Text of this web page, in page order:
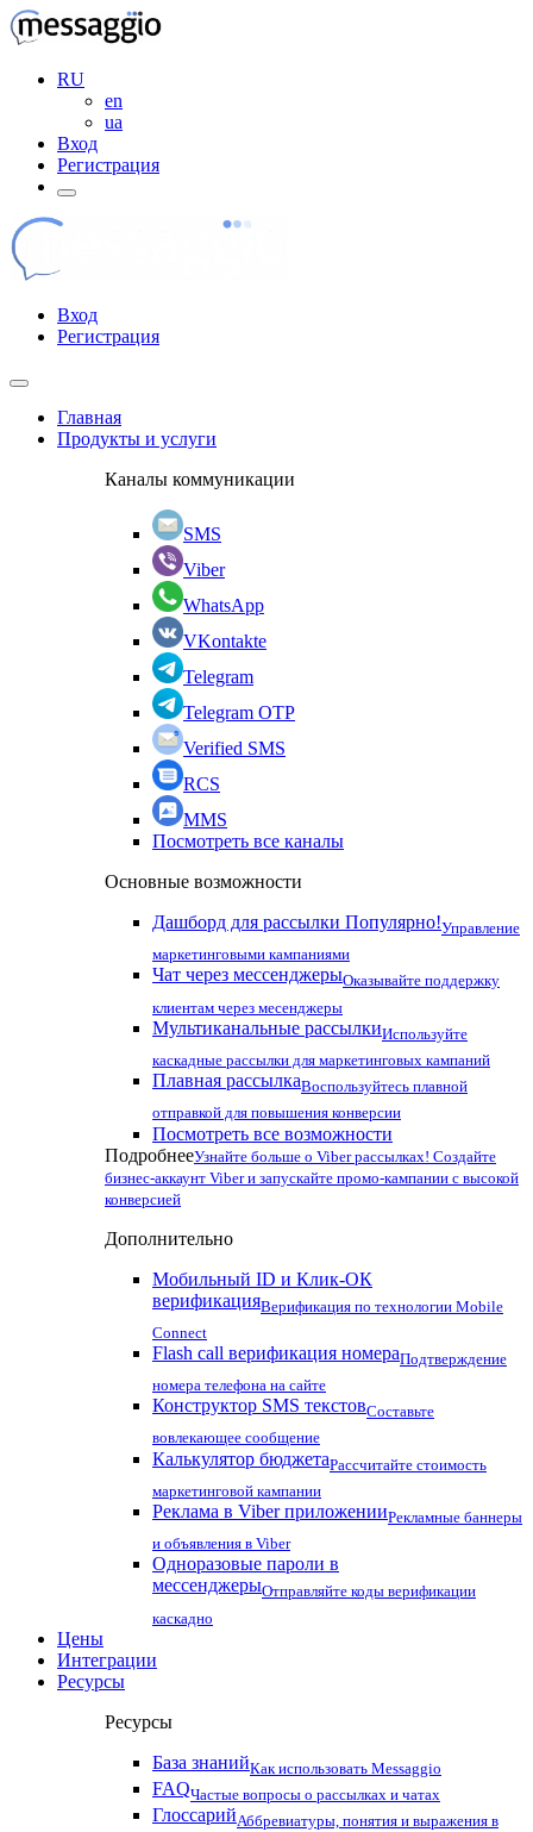
RU
en
ua
Вход
Регистрация
Вход
Регистрация
Главная
Продукты и услуги
Каналы коммуникации
SMS
Viber
WhatsApp
VKontakte
Telegram
Telegram OTP
Verified SMS
RCS
MMS
Посмотреть все каналы
Основные возможности
Дашборд для рассылки Популярно!Управление
маркетинговыми кампаниями
Чат через мессенджерыОказывайте поддержку
клиентам через месенджеры
Мультиканальные рассылкиИспользуйте
каскадные рассылки для маркетинговых кампаний
Плавная рассылкаВоспользуйтесь плавной
отправкой для повышения конверсии
Посмотреть все возможности
ПодробнееУзнайте больше о Viber рассылках! Создайте
бизнес-аккаунт Viber и запускайте промо-кампании с высокой
конверсией
Дополнительно
Мобильный ID и Клик-ОК
верификацияВерификация по технологии Mobile
Connect
Flash call верификация номераПодтверждение
номера телефона на сайте
Конструктор SMS текстовСоставьте
вовлекающее сообщение
Калькулятор бюджетаРассчитайте стоимость
маркетинговой кампании
Реклама в Viber приложенииРекламные баннеры
и объявления в Viber
Одноразовые пароли в
мессенджерыОтправляйте коды верификации
каскадно
Цены
Интеграции
Ресурсы
Ресурсы
База знанийКак использовать Messaggio
FAQЧастые вопросы о рассылках и чатах
ГлоссарийАббревиатуры, понятия и выражения в